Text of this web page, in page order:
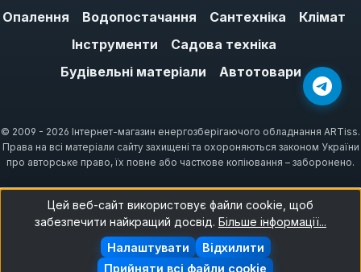
Опалення Водопостачання Сантехніка
Клімат
Інструменти
Садова техніка
Будівельні матеріали
Автотовари
© 2009 - 2026 Інтернет-магазин енергозберігаючого обладнання ARTiss.
Права на всі матеріали сайту захищені та охороняються законом України
про авторське право, їх повне або часткове копіювання – заборонено.
Цей веб-сайт використовує файли cookie, щоб
забезпечити найкращий досвід. Більше інформації...
Відхилити
Налаштувати
Прийняти всі файли cookie